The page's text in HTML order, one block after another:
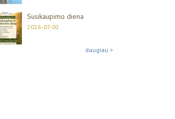
Susikaupimo diena
2026-07-02
daugiau >